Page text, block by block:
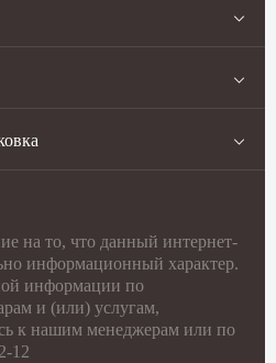
на то, что данный интернет-
информационный характер.
информации по
и (или) услугам,
к нашим менеджерам или по
12